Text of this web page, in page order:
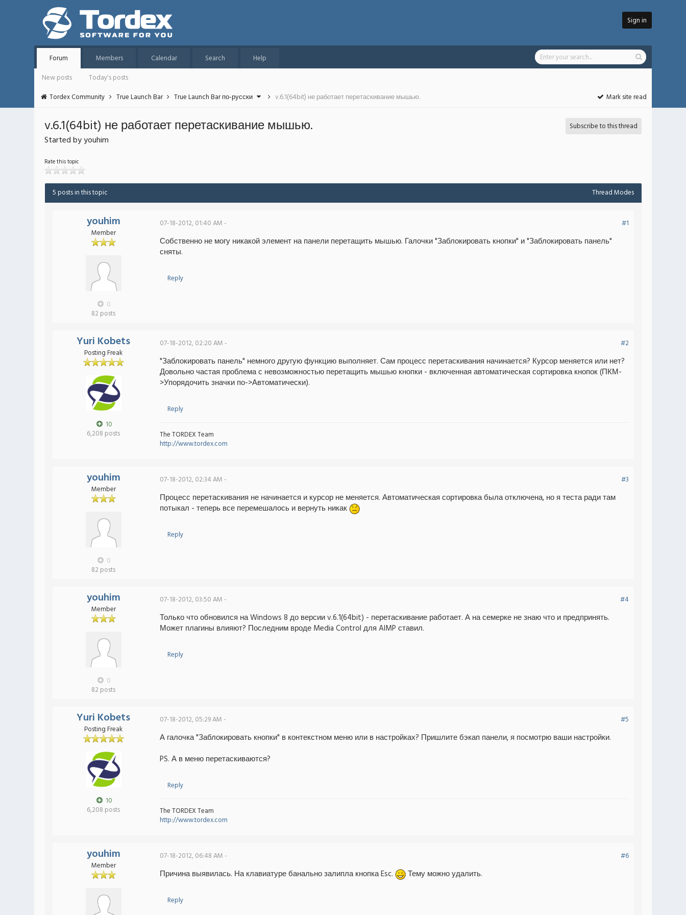
Sign in
Forum Members Calendar Search
Help
New posts
Today's posts
Tordex Community
True Launch Bar True Launch Bar по-русски v.6.1(64bit) не работает перетаскивание мышью. Mark site read
v.6.1(64bit) не работает перетаскивание мышью.
Started by youhim
Subscribe to this thread
Rate this topic
5 posts in this topic Thread Modes
youhim
Member
0
82 posts
07-18-2012, 01:40 AM - #1
Собственно не могу никакой элемент на панели перетащить мышью. Галочки "Заблокировать кнопки" и "Заблокировать панель"
сняты.
Reply
Yuri Kobets
Posting Freak
10
6,208 posts
07-18-2012, 02:20 AM - #2
"Заблокировать панель" немного другую функцию выполняет. Сам процесс перетаскивания начинается? Курсор меняется или нет?
Довольно частая проблема с невозможностью перетащить мышью кнопки - включенная автоматическая сортировка кнопок (ПКМ-
>Упорядочить значки по->Автоматически).
Reply
The TORDEX Team
http://www.tordex.com
youhim
Member
0
82 posts
07-18-2012, 02:34 AM - #3
Процесс перетаскивания не начинается и курсор не меняется. Автоматическая сортировка была отключена, но я теста ради там
потыкал - теперь все перемешалось и вернуть никак
Reply
youhim
Member
0
82 posts
07-18-2012, 03:50 AM - #4
Только что обновился на Windows 8 до версии v.6.1(64bit) - перетаскивание работает. А на семерке не знаю что и предпринять.
Может плагины влияют? Последним вроде Media Control для AIMP ставил.
Reply
Yuri Kobets
Posting Freak
10
6,208 posts
07-18-2012, 05:29 AM - #5
А галочка "Заблокировать кнопки" в контекстном меню или в настройках? Пришлите бэкап панели, я посмотрю ваши настройки.
PS. А в меню перетаскиваются?
Reply
The TORDEX Team
http://www.tordex.com
youhim
Member
07-18-2012, 06:48 AM - #6
Причина выявилась. На клавиатуре банально залипла кнопка Esc. Тему можно удалить.
Reply